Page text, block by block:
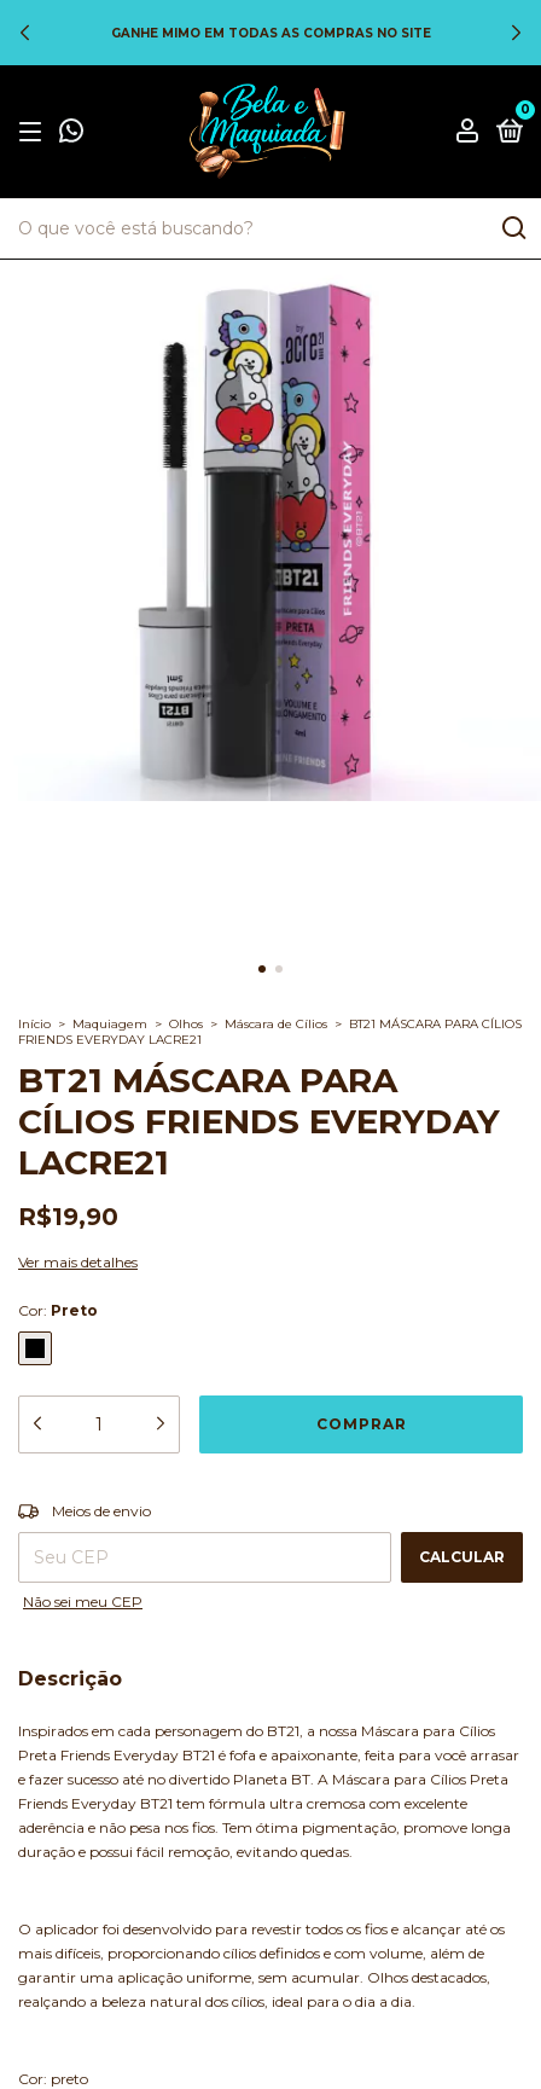
GANHE MIMO EM TODAS AS COMPRAS NO SITE
0
Início > Maquiagem > Olhos > Máscara de Cílios > BT21 MÁSCARA PARA CÍLIOS
FRIENDS EVERYDAY LACRE21
BT21 MÁSCARA PARA
CÍLIOS FRIENDS EVERYDAY
LACRE21
R$19,90
Ver mais detalhes
Cor: Preto
Entregas para o CEP:
Meios de envio
CALCULAR
Não sei meu CEP
Descrição
Inspirados em cada personagem do BT21, a nossa Máscara para Cílios
Preta Friends Everyday BT21 é fofa e apaixonante, feita para você arrasar
e fazer sucesso até no divertido Planeta BT. A Máscara para Cílios Preta
Friends Everyday BT21 tem fórmula ultra cremosa com excelente
aderência e não pesa nos fios. Tem ótima pigmentação, promove longa
duração e possui fácil remoção, evitando quedas.
O aplicador foi desenvolvido para revestir todos os fios e alcançar até os
mais difíceis, proporcionando cílios definidos e com volume, além de
garantir uma aplicação uniforme, sem acumular. Olhos destacados,
realçando a beleza natural dos cílios, ideal para o dia a dia.
Cor: preto